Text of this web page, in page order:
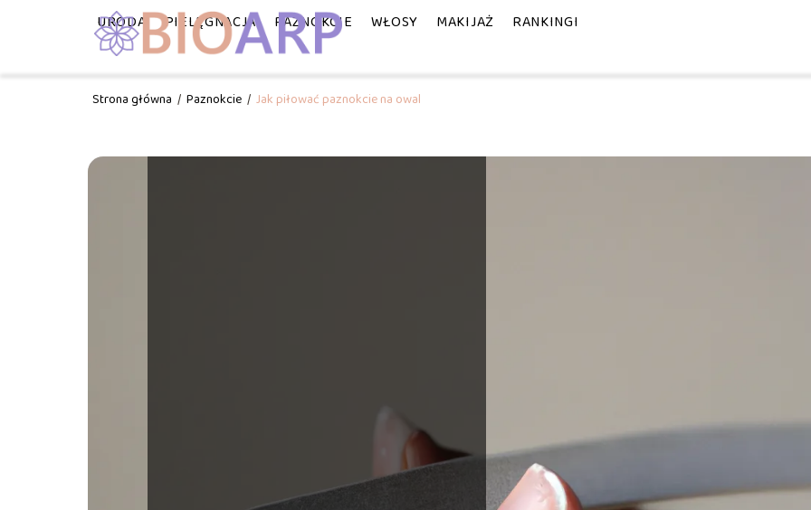
URODA PIELĘGNACJA PAZNOKCIE WŁOSY MAKIJAŻ RANKINGI
Strona główna / Paznokcie / Jak piłować paznokcie na owal